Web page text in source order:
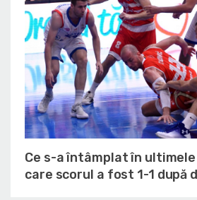
Ce s-a întâmplat în
care scorul a fost 1-1 după